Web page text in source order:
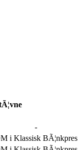
-
i Klassisk BÃ¦nkpres